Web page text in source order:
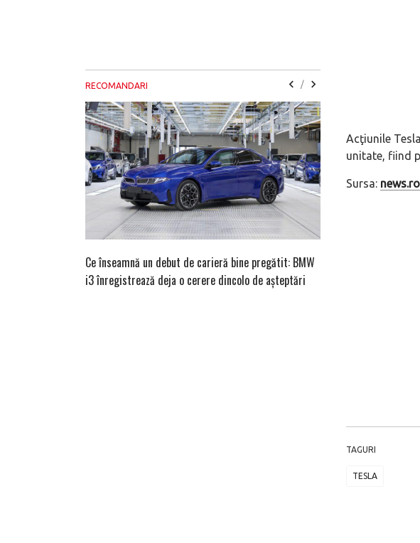
Acţiunile
unitate, fiind
Sursa: news.ro
TAGURI
TESLA
RECOMANDARI /
Ce înseamnă un debut de carieră bine pregătit: BMW
i3 înregistrează deja o cerere dincolo de așteptări